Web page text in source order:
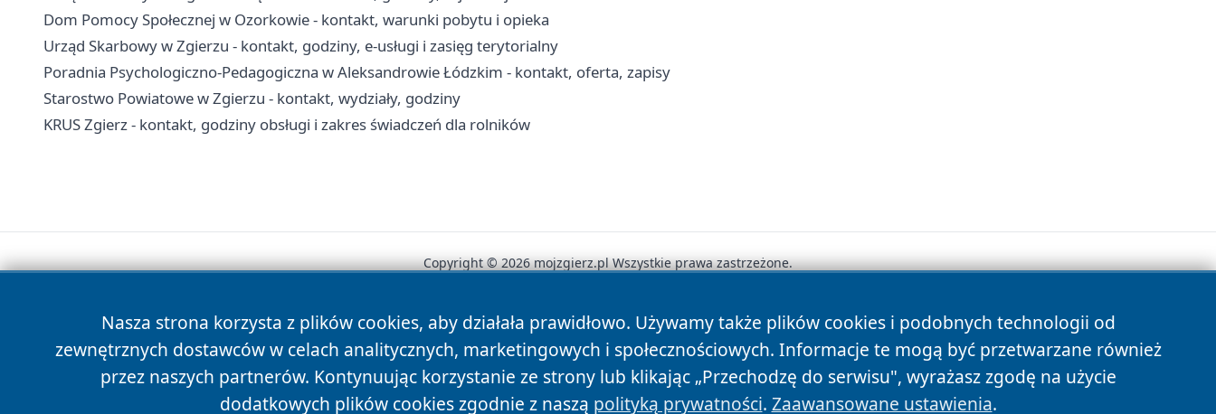
Dom Pomocy Społecznej w Ozorkowie - kontakt, warunki pobytu i opieka
Urząd Skarbowy w Zgierzu - kontakt, godziny, e-usługi i zasięg terytorialny
Poradnia Psychologiczno-Pedagogiczna w Aleksandrowie Łódzkim - kontakt, oferta, zapisy
Starostwo Powiatowe w Zgierzu - kontakt, wydziały, godziny
KRUS Zgierz - kontakt, godziny obsługi i zakres świadczeń dla rolników
Nasza strona korzysta z plików cookies, aby działała prawidłowo. Używamy także plików cookies i podobnych technologii od
zewnętrznych dostawców w celach analitycznych, marketingowych i społecznościowych. Informacje te mogą być przetwarzane również
przez naszych partnerów. Kontynuując korzystanie ze strony lub klikając „Przechodzę do serwisu", wyrażasz zgodę na użycie
dodatkowych plików cookies zgodnie z naszą polityką prywatności. Zaawansowane ustawienia.
Copyright © 2026 mojzgierz.pl Wszystkie prawa zastrzeżone.
News Autorzy Polityka Prywatności Polityka Cookies